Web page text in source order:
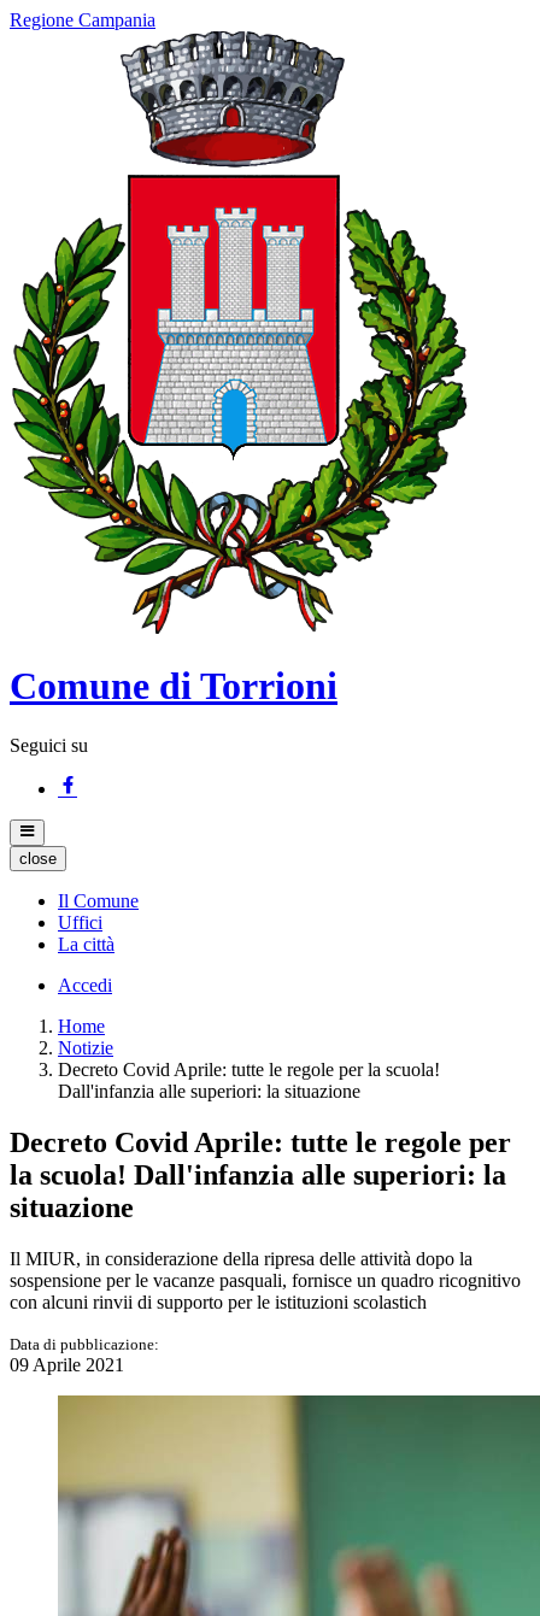
Regione Campania
Comune di Torrioni
Seguici su
close
Il Comune
Uffici
La città
Accedi
Home
Notizie
Decreto Covid Aprile: tutte le regole per la scuola!
Dall'infanzia alle superiori: la situazione
Decreto Covid Aprile: tutte le regole per
la scuola! Dall'infanzia alle superiori: la
situazione
Il MIUR, in considerazione della ripresa delle attività dopo la
sospensione per le vacanze pasquali, fornisce un quadro ricognitivo
con alcuni rinvii di supporto per le istituzioni scolastich
Data di pubblicazione:
09 Aprile 2021